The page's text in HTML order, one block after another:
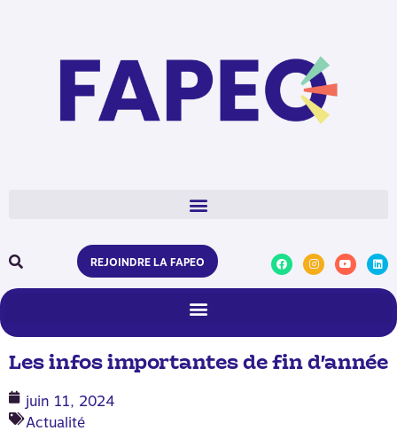
REJOINDRE LA FAPEO
Les infos importantes de fin d’année
juin 11, 2024
Actualité